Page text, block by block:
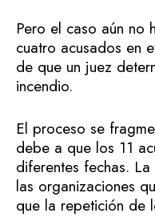
Pero el caso aún no
cuatro acusados en
de que un juez
incendio.
El proceso se
debe a que los 11
diferentes fechas.
las organizaciones
que la repetición de